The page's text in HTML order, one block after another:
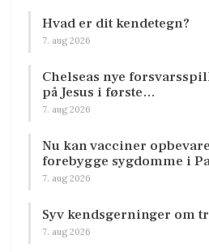
Hvad er dit kendetegn?
7. aug 2026
Chelseas nye
på Jesus i første…
7. aug 2026
Nu kan vacciner
forebygge sygdomme i
7. aug 2026
Syv kendsgerninger om
7. aug 2026